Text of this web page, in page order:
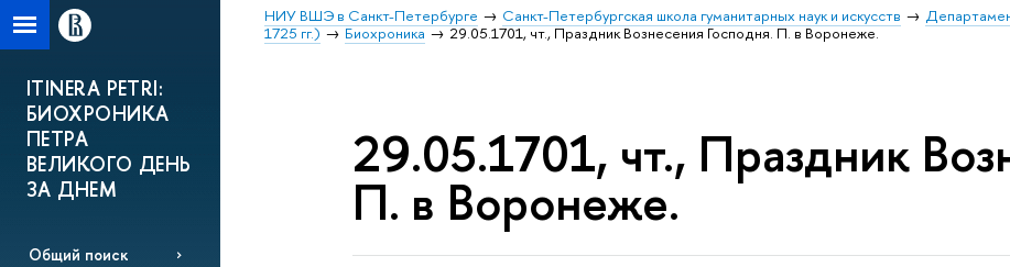
НИУ ВШЭ в Санкт-Петербурге Санкт-Петербургская школа гуманитарных наук и искусств
1725 гг.)
Биохроника 29.05.1701, чт., Праздник Вознесения Господня. П. в Воронеже.
ITINERA PETRI:
БИОХРОНИКА
ПЕТРА
ВЕЛИКОГО ДЕНЬ
ЗА ДНЕМ
Общий поиск
29.05.1701, чт., Праздник
П. в Воронеже.